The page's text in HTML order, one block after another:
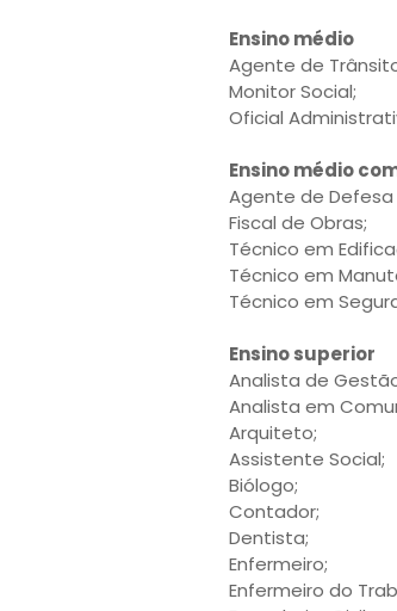
Ensino médio
Agente de
Monitor Social;
Oficial
Ensino médio
Agente de Defesa
Fiscal de Obras;
Técnico em
Técnico em
Técnico em
Ensino superior
Analista de
Analista em
Arquiteto;
Assistente Social;
Biólogo;
Contador;
Dentista;
Enfermeiro;
Enfermeiro do